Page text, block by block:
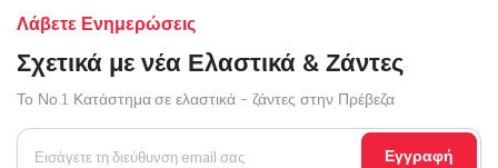
Λάβετε Ενημερώσεις
Σχετικά με νέα Ελαστικά & Ζάντες
Το Νο.1 Κατάστημα σε ελαστικά - ζάντες στην Πρέβεζα
Εγγραφή